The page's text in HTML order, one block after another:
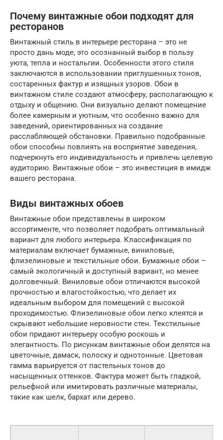
Почему винтажные обои подходят для
ресторанов
Винтажный стиль в интерьере ресторана – это не
просто дань моде, это осознанный выбор в пользу
уюта, тепла и ностальгии. Особенности этого стиля
заключаются в использовании приглушенных тонов,
состаренных фактур и изящных узоров. Обои в
винтажном стиле создают атмосферу, располагающую к
отдыху и общению. Они визуально делают помещение
более камерным и уютным, что особенно важно для
заведений, ориентированных на создание
расслабляющей обстановки. Правильно подобранные
обои способны повлиять на восприятие заведения,
подчеркнуть его индивидуальность и привлечь целевую
аудиторию. Винтажные обои – это инвестиция в имидж
вашего ресторана.
Виды винтажных обоев
Винтажные обои представлены в широком
ассортименте, что позволяет подобрать оптимальный
вариант для любого интерьера. Классификация по
материалам включает бумажные, виниловые,
флизелиновые и текстильные обои. Бумажные обои –
самый экологичный и доступный вариант, но менее
долговечный. Виниловые обои отличаются высокой
прочностью и влагостойкостью, что делает их
идеальным выбором для помещений с высокой
проходимостью. Флизелиновые обои легко клеятся и
скрывают небольшие неровности стен. Текстильные
обои придают интерьеру особую роскошь и
элегантность. По рисункам винтажные обои делятся на
цветочные, дамаск, полоску и однотонные. Цветовая
гамма варьируется от пастельных тонов до
насыщенных оттенков. Фактура может быть гладкой,
рельефной или имитировать различные материалы,
такие как шелк, бархат или дерево.